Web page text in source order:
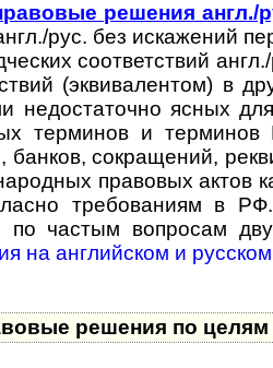
решения англ./
рус. без искажений
соответствий
(эквивалентом) в
недоста­точно ясных
терминов и
банков, сокращений,
правовых актов
требо­ваниям в
по частым вопросам
на англий­ском и
решения по целям